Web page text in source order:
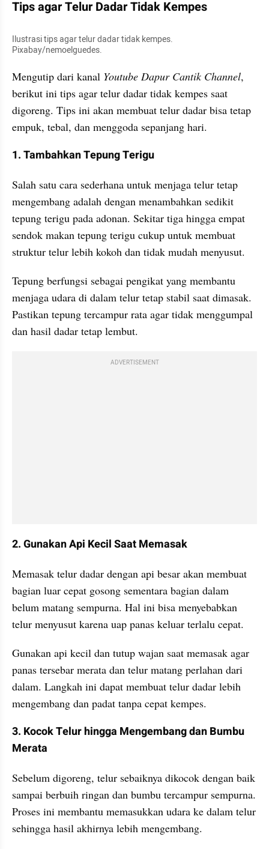
Tips agar Telur Dadar Tidak Kempes
Ilustrasi tips agar telur dadar tidak kempes.
Pixabay/nemoelguedes.
Mengutip dari kanal Youtube Dapur Cantik Channel,
berikut ini tips agar telur dadar tidak kempes saat
digoreng. Tips ini akan membuat telur dadar bisa tetap
empuk, tebal, dan menggoda sepanjang hari.
1. Tambahkan Tepung Terigu
Salah satu cara sederhana untuk menjaga telur tetap
mengembang adalah dengan menambahkan sedikit
tepung terigu pada adonan. Sekitar tiga hingga empat
sendok makan tepung terigu cukup untuk membuat
struktur telur lebih kokoh dan tidak mudah menyusut.
Tepung berfungsi sebagai pengikat yang membantu
menjaga udara di dalam telur tetap stabil saat dimasak.
Pastikan tepung tercampur rata agar tidak menggumpal
dan hasil dadar tetap lembut.
ADVERTISEMENT
2. Gunakan Api Kecil Saat Memasak
Memasak telur dadar dengan api besar akan membuat
bagian luar cepat gosong sementara bagian dalam
belum matang sempurna. Hal ini bisa menyebabkan
telur menyusut karena uap panas keluar terlalu cepat.
Gunakan api kecil dan tutup wajan saat memasak agar
panas tersebar merata dan telur matang perlahan dari
dalam. Langkah ini dapat membuat telur dadar lebih
mengembang dan padat tanpa cepat kempes.
3. Kocok Telur hingga Mengembang dan Bumbu
Merata
Sebelum digoreng, telur sebaiknya dikocok dengan baik
sampai berbuih ringan dan bumbu tercampur sempurna.
Proses ini membantu memasukkan udara ke dalam telur
sehingga hasil akhirnya lebih mengembang.